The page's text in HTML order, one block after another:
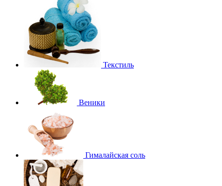
Текстиль
Веники
Гималайская соль